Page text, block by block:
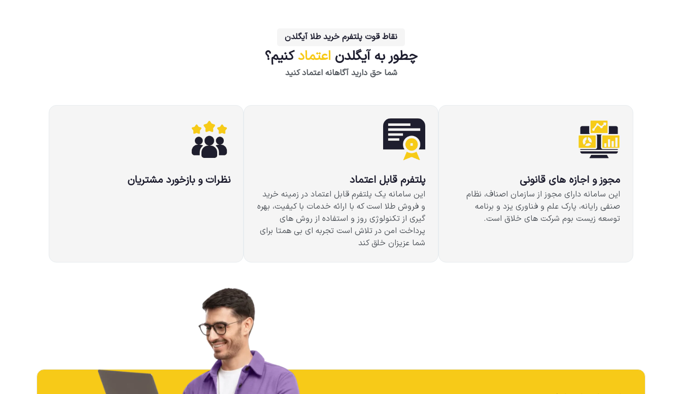
نقاط قوت پلتفرم خرید طلا آیگلدن
چطور به آیگلدن اعتمادکنیم؟
شما حق دارید آگاهانه اعتماد کنید
مجوز و اجازه های قانونی
این سامانه دارای مجوز از سازمان اصناف، نظام
صنفی رایانه، پارک علم و فناوری یزد و برنامه
توسعه زیست بوم شرکت های خلاق است.
پلتفرم قابل اعتماد
این سامانه یک پلتفرم قابل اعتماد در زمینه خرید
و فروش طلا است که با ارائه خدمات با کیفیت، بهره
گیری از تکنولوژی روز و استفاده از روش های
پرداخت امن در تلاش است تجربه ای بی همتا برای
شما عزیزان خلق کند
نظرات و بازخورد مشتریان